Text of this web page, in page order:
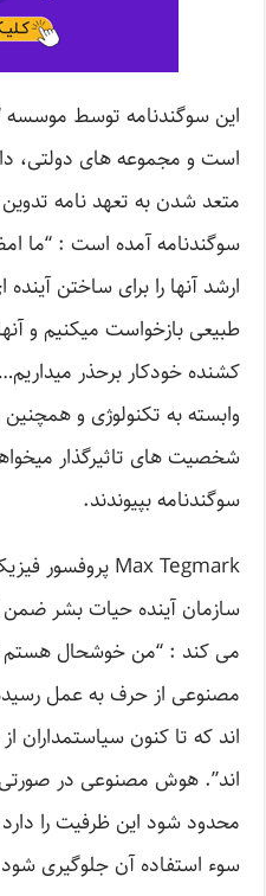
این سوگندنامه توسط موسسه
است و مجموعه های دولتی،
متعد شدن به تعهد نامه
سوگندنامه آمده است : “ما
ارشد آنها را برای ساختن
طبیعی بازخواست میکنیم و
کشنده خودکار برحذر
وابسته به تکنولوژی و
شخصیت های تاثیرگذار
سوگندنامه بپیوندند.
سازمان آینده حیات بشر ضمن
می کند : “من خوشحال هستم
مصنوعی از حرف به عمل رسیده
اند که تا کنون سیاستمداران
اند”. هوش مصنوعی در
محدود شود این ظرفیت را
سوء استفاده آن جلوگیری